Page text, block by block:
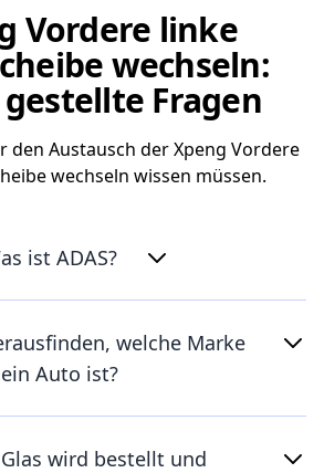
Vordere linke
wechseln:
Fragen
den Austausch der Xpeng Vordere
wechseln wissen müssen.
ist ADAS?
welche Marke
Auto ist?
wird bestellt und